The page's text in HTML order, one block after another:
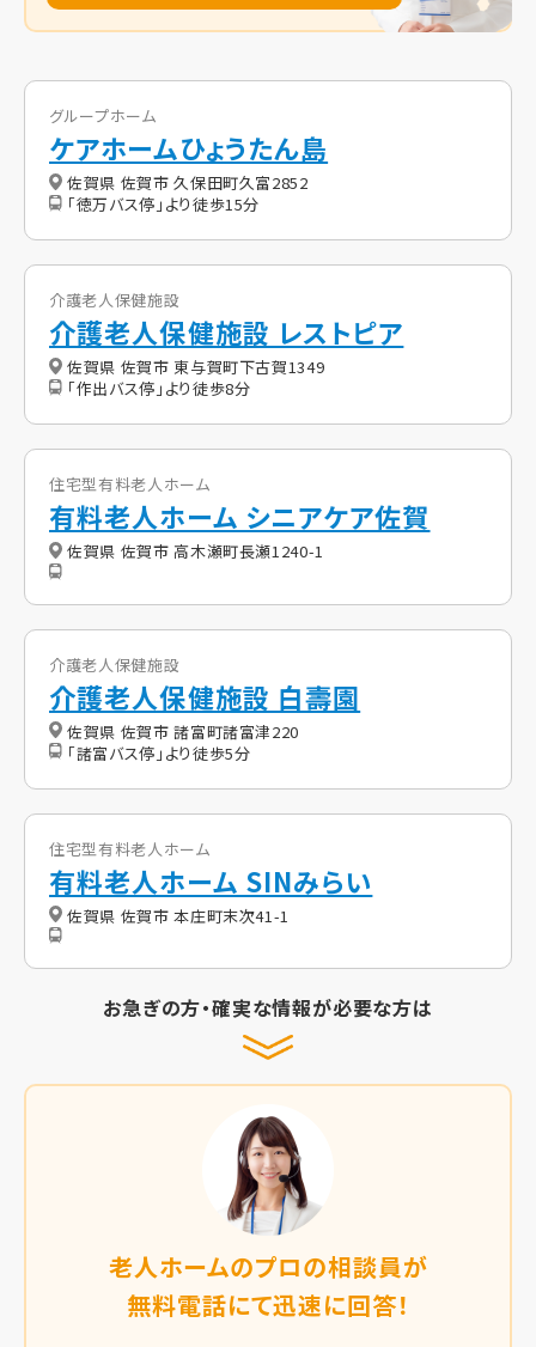
グループホーム
ケアホームひょうたん島
佐賀県 佐賀市 久保田町久富2852
「徳万バス停」より徒歩15分
介護老人保健施設
介護老人保健施設 レストピア
佐賀県 佐賀市 東与賀町下古賀1349
「作出バス停」より徒歩8分
住宅型有料老人ホーム
有料老人ホーム シニアケア佐賀
佐賀県 佐賀市 高木瀬町長瀬1240-1
介護老人保健施設
介護老人保健施設 白壽園
佐賀県 佐賀市 諸富町諸富津220
「諸富バス停」より徒歩5分
住宅型有料老人ホーム
有料老人ホーム SINみらい
佐賀県 佐賀市 本庄町末次41-1
お急ぎの方・確実な情報が必要な方は
老人ホームのプロの相談員が
無料電話にて迅速に回答！